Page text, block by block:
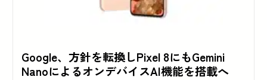
Google、方針を転換しPixel 8にもGemini
NanoによるオンデバイスAI機能を搭載へ